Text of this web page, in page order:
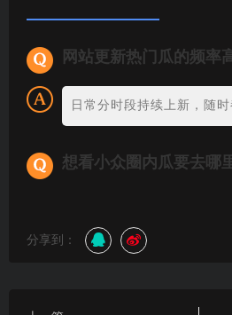
网站更新热门瓜的频率
日常分时段持续上新，随
想看小众圈内瓜要去哪
分享到：